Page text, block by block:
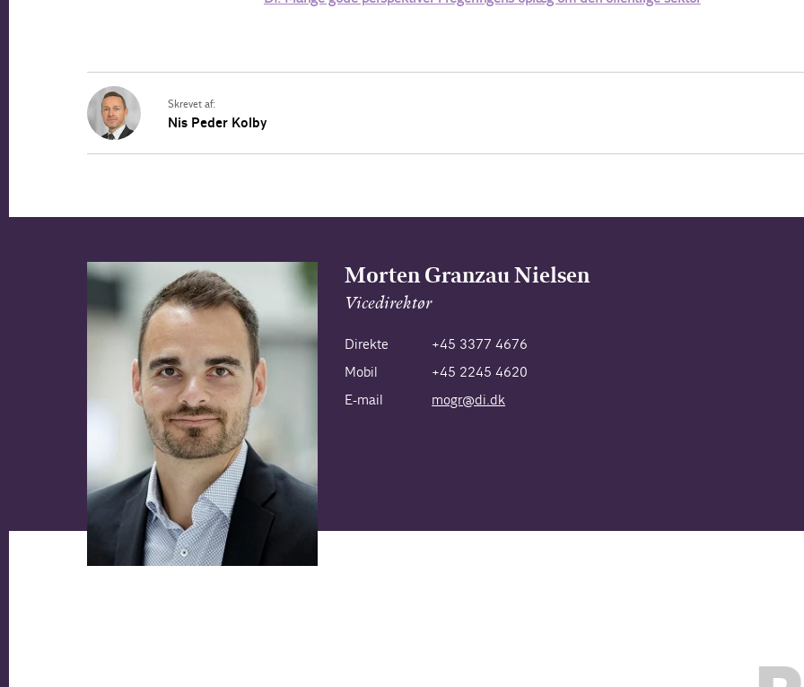
Skrevet af:
Nis Peder Kolby
Morten Granzau Nielsen
Vicedirektør
Direkte
+45 3377 4676
Mobil
+45 2245 4620
E-mail
mogr@di.dk